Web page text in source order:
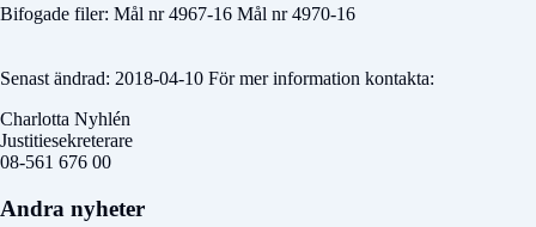
Bifogade filer: Mål nr 4967-16 Mål nr 4970-16
Senast ändrad: 2018-04-10 För mer information kontakta:
Charlotta Nyhlén
Justitiesekreterare
08-561 676 00
Andra nyheter